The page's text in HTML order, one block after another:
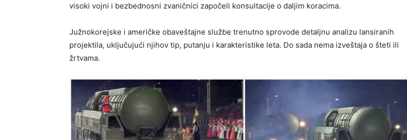
visoki vojni i bezbednosni zvaničnici započeli konsultacije o daljim koracima.
Južnokorejske i američke obaveštajne službe trenutno sprovode detaljnu analizu lansiranih
projektila, uključujući njihov tip, putanju i karakteristike leta. Do sada nema izveštaja o šteti ili
žrtvama.